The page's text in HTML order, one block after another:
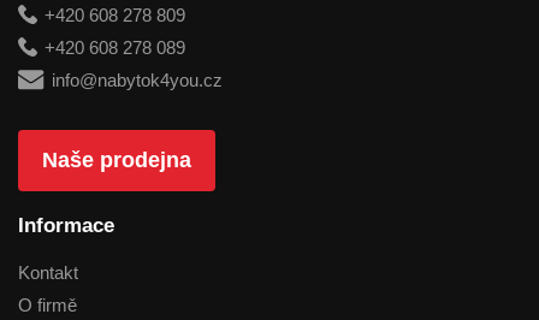
+420 608 278 809
+420 608 278 089
info@nabytok4you.cz
Naše prodejna
Informace
Kontakt
O firmě